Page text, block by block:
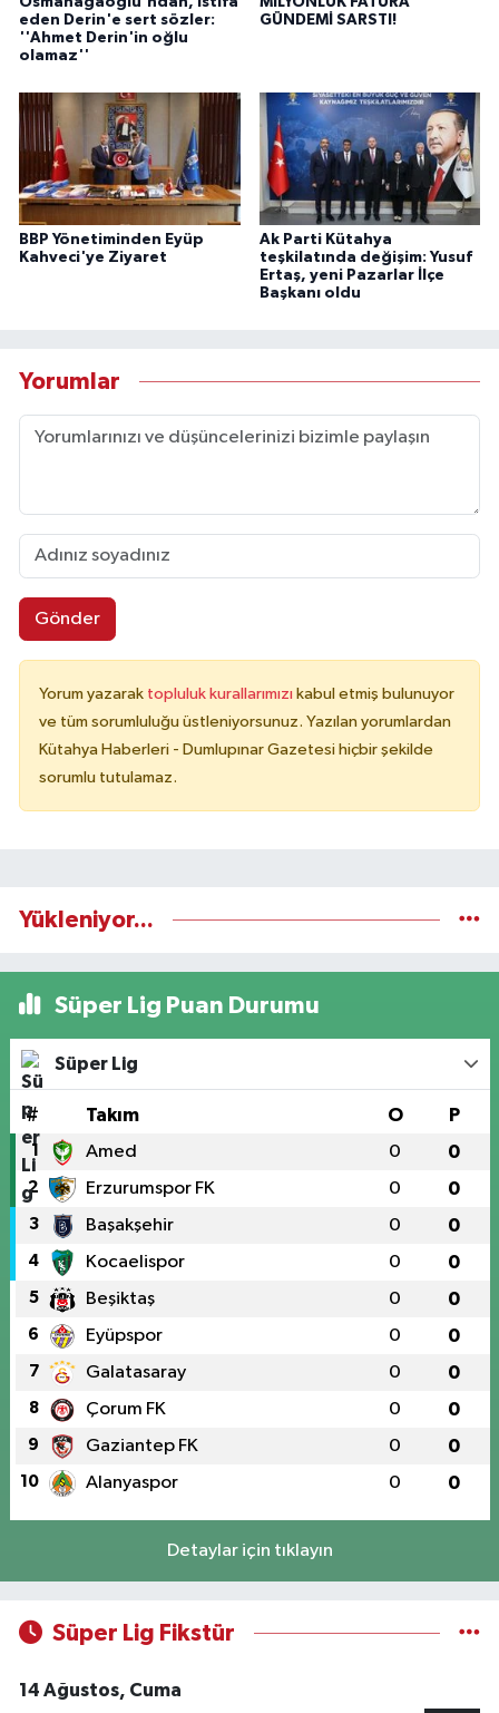
eden Derin'e sert sözler:
''Ahmet Derin'in oğlu
olamaz''
GÜNDEMİ SARSTI!
BBP Yönetiminden Eyüp
Kahveci'ye Ziyaret
Ak Parti Kütahya
teşkilatında değişim: Yusuf
Ertaş, yeni Pazarlar İlçe
Başkanı oldu
Yorumlar
Gönder
Yorum yazarak topluluk kurallarımızı kabul etmiş bulunuyor
ve tüm sorumluluğu üstleniyorsunuz. Yazılan yorumlardan
Kütahya Haberleri - Dumlupınar Gazetesi hiçbir şekilde
sorumlu tutulamaz.
Yükleniyor...
Süper Lig Puan Durumu
Süper Lig
# Takım O P
1 Amed 0 0
2 Erzurumspor FK 0 0
3 Başakşehir 0 0
4 Kocaelispor 0 0
5 Beşiktaş 0 0
6 Eyüpspor 0 0
7 Galatasaray 0 0
8 Çorum FK 0 0
9 Gaziantep FK 0 0
10 Alanyaspor 0 0
Detaylar için tıklayın
Süper Lig Fikstür
14 Ağustos, Cuma